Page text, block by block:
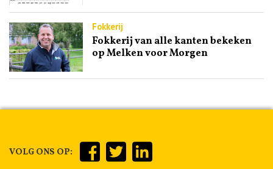
Fokkerij
Fokkerij van alle kanten bekeken
op Melken voor Morgen
VOLG ONS OP: